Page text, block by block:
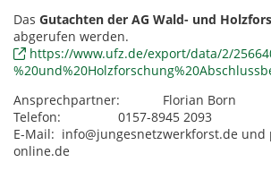
Das Gutachten der AG Wald- und
abgerufen werden.
https://www.ufz.de/export/data/2/
Ansprechpartner: Florian Born
Telefon: 0157-8945 2093
E-Mail: info@jungesnetzwerkforst.de und
online.de